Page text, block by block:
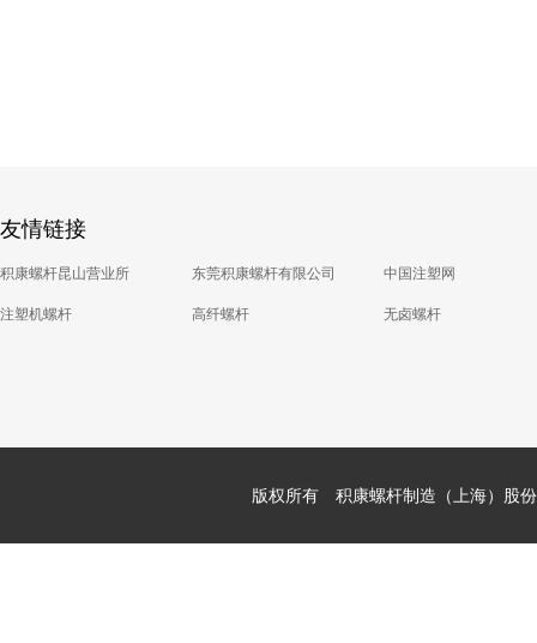
友情链接
积康螺杆昆山营业所 东莞积康螺杆有限公司 中国注塑网
注塑机螺杆 高纤螺杆 无卤螺杆
版权所有 积康螺杆制造（上海）股